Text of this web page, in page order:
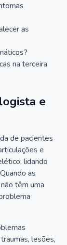
as
na terceira
e
de pacientes
e
lidando
as
têm uma
lesões,